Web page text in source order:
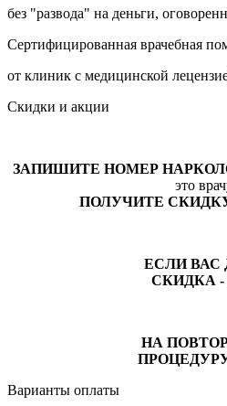
без "развода" на деньги,
Сертифицированная врачебная
от клиник с медицинской
Скидки и акции
ЗАПИШИТЕ НОМЕР
это
ПОЛУЧИТЕ СКИДКУ
ЕСЛИ ВАС
СКИДКА -
НА
ПРОЦЕДУРУ
Варианты оплаты